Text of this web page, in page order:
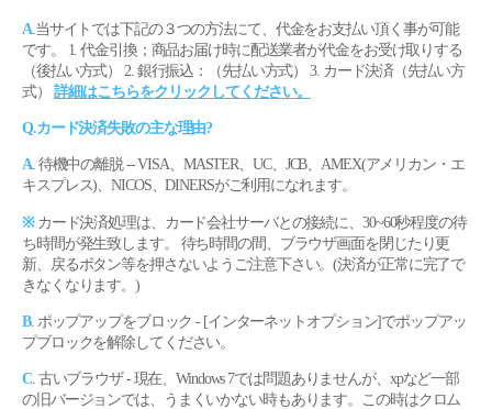
A.当サイトでは下記の３つの方法にて、代金をお支払い頂く事が可能
です。 1. 代金引換；商品お届け時に配送業者が代金をお受け取りする
（後払い方式） 2. 銀行振込：
（先払い方式） 3. カード決済（先払い方
式） 詳細はこちらをクリックしてください。
Q.カード決済失敗の主な理由?
A. 待機中の離脱 -- VISA、MASTER、UC、JCB、AMEX(アメリカン・エ
キスプレス)、NICOS、DINERSがご利用になれます。
※カード決済処理は、カード会社サーバとの接続に、30~60秒程度の待
ち時間が発生致します。 待ち時間の間、ブラウザ画面を閉じたり更
新、戻るボタン等を押さないようご注意下さい。(決済が正常に完了で
きなくなります。)
B. ポップアップをブロック - [インターネットオプション]でポップアッ
プブロックを解除してください。
C. 古いブラウザ - 現在、Windows 7では問題ありませんが、xpなど一部
の旧バージョンでは、うまくいかない時もあります。この時はクロム